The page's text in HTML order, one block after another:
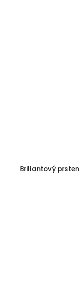
Briliantový prsten